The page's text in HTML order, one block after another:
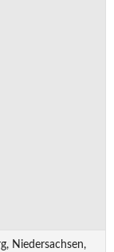
Niedersachsen,